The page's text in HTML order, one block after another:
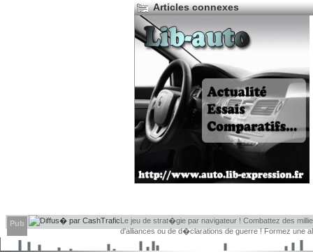
Articles connexes
Pub
Le jeu de strat�gie par navigateur ! Combattez des
d'alliances ou de d�clarations de guerre ! Formez une
d�couvrir leurs faiblesses !